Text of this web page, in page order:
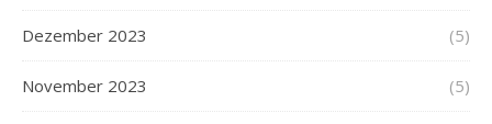
Dezember 2023 (5)
November 2023 (5)